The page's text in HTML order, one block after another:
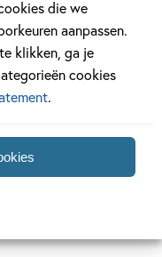
die we
aanpassen.
klikken, ga je
cookies
.
Lees meer